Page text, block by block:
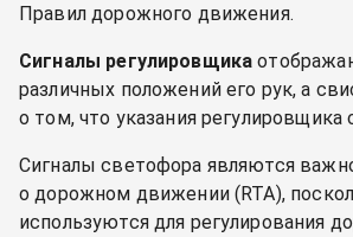
Правил дорожного движения.
Сигналы регулировщика
различных положений его рук, а
о том, что указания регулировщика
Сигналы светофора являются
о дорожном движении (RTA),
используются для регулирования